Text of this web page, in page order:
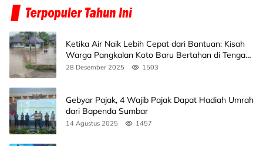
Ketika Air Naik Lebih Cepat dari Bantuan: Kisah
Warga Pangkalan Koto Baru Bertahan di Tengah
Banjir
28 Desember 2025 1503
Gebyar Pajak, 4 Wajib Pajak Dapat Hadiah Umrah
dari Bapenda Sumbar
14 Agustus 2025 1457